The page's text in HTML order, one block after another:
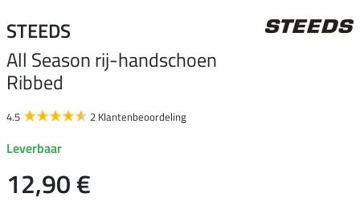
STEEDS
All Season rij-handschoen
Ribbed
4.5 2 Klantenbeoordeling
Leverbaar
12,90 €